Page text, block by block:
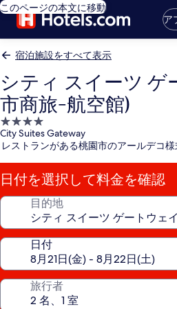
このページの本文に移動
ア
宿泊施設をすべて表示
シティ スイーツ ゲ
市商旅-航空館)
4.0
つ
星
宿
泊
施
City Suites Gateway
レストランがある桃園市のアールデコ
日付を選択して料金を確認
目的地
日付
旅行者